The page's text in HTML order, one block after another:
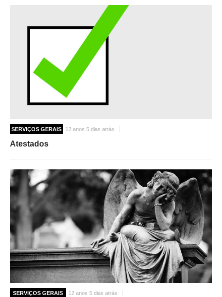
SERVIÇOS GERAIS 12 anos 5 dias atrás
Atestados
SERVIÇOS GERAIS 12 anos 5 dias atrás